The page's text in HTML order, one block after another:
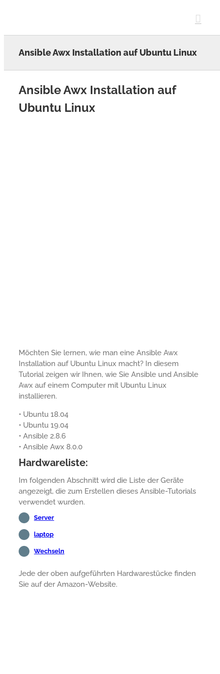
Ansible Awx Installation auf Ubuntu Linux
Ansible Awx Installation auf
Ubuntu Linux
Möchten Sie lernen, wie man eine Ansible Awx
Installation auf Ubuntu Linux macht? In diesem
Tutorial zeigen wir Ihnen, wie Sie Ansible und Ansible
Awx auf einem Computer mit Ubuntu Linux
installieren.
• Ubuntu 18.04
• Ubuntu 19.04
• Ansible 2.8.6
• Ansible Awx 8.0.0
Hardwareliste:
Im folgenden Abschnitt wird die Liste der Geräte
angezeigt, die zum Erstellen dieses Ansible-Tutorials
verwendet wurden.
Server
laptop
Wechseln
Jede der oben aufgeführten Hardwarestücke finden
Sie auf der Amazon-Website.